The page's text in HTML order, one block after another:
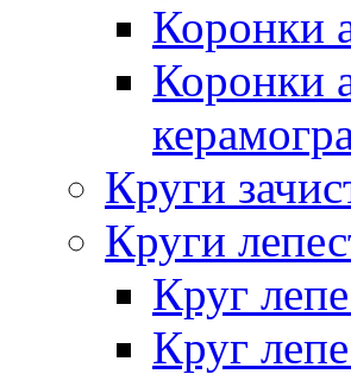
Коронки
Коронки
Круги
Круги
Круг
Круг